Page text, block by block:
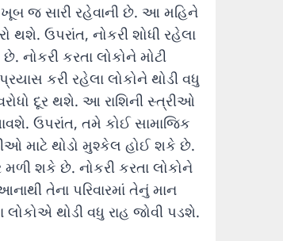
જ સારી રહેવાની છે. આ મહિને
થશે. ઉપરાંત, નોકરી શોધી રહેલા
નોકરી કરતા લોકોને મોટી
કરી રહેલા લોકોને થોડી વધુ
દૂર થશે. આ રાશિની સ્ત્રીઓ
ઉપરાંત, તમે કોઈ સામાજિક
માટે થોડો મુશ્કેલ હોઈ શકે છે.
મળી શકે છે. નોકરી કરતા લોકોને
તેના પરિવારમાં તેનું માન
લોકોએ થોડી વધુ રાહ જોવી પડશે.